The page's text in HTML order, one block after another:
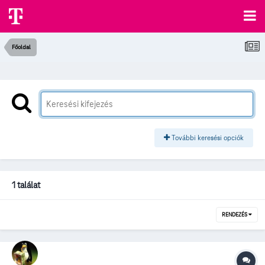
Főoldal
További keresési opciók
1 találat
RENDEZÉS